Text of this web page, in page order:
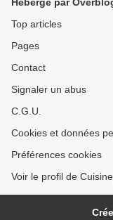
Top articles
Pages
Contact
Signaler un abus
C.G.U.
Cookies et données
Préférences cookies
Voir le profil de